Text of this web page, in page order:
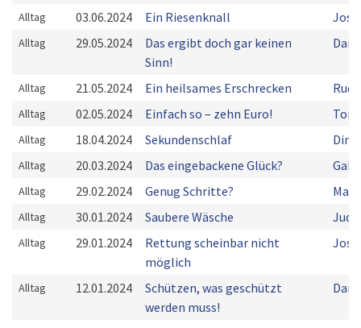
Alltag 03.06.2024 Ein Riesenknall
Alltag 29.05.2024
Das ergibt doch gar keinen
Sinn!
Alltag 21.05.2024 Ein heilsames Erschrecken
Alltag 02.05.2024 Einfach so – zehn Euro!
Alltag 18.04.2024 Sekundenschlaf Dina
Alltag 20.03.2024 Das eingebackene Glück?
Alltag 29.02.2024 Genug Schritte?
Alltag 30.01.2024 Saubere Wäsche
Alltag 29.01.2024
Rettung scheinbar nicht
möglich
Alltag 12.01.2024
Schützen, was geschützt
werden muss!